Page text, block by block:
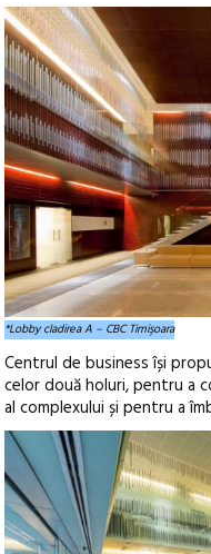
*Lobby cladirea A – CBC Timişoara
Centrul de business își
celor două holuri, pentru a
al complexului și pentru a